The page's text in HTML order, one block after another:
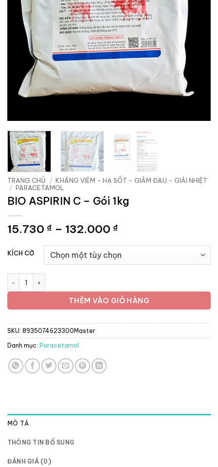
TRANG CHỦ / KHÁNG VIÊM - HẠ SỐT - GIẢM ĐAU - GIẢI NHIỆT
/ PARACETAMOL
BIO ASPIRIN C – Gói 1kg
15.730 ₫ – 132.000 ₫
từ
15.730 ₫
KÍCH CỠ
THÊM VÀO GIỎ HÀNG
SKU: 8935074623300Master
Danh mục: Paracetamol
MÔ TẢ
THÔNG TIN BỔ SUNG
ĐÁNH GIÁ (0)